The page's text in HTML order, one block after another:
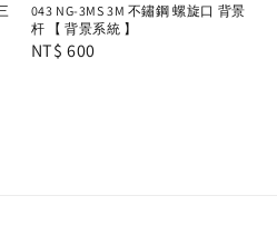
043 NG-3MS 3M 不鏽鋼 螺旋口 背景
杆 【 背景系統 】
Regular
NT$ 600